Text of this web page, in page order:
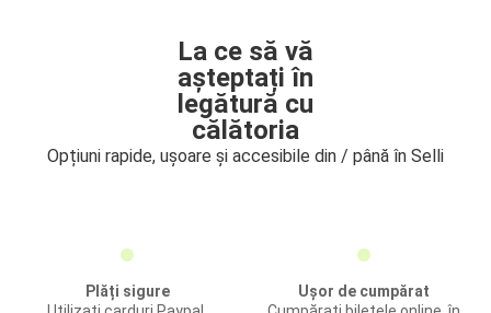
La ce să vă
așteptați în
legătură cu
călătoria
Opțiuni rapide, ușoare și accesibile din / până în Selli
Plăți sigure
Ușor de cumpărat